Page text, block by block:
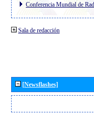
Conferencia Mundial de
Sala de redacción
[Newsflashes]